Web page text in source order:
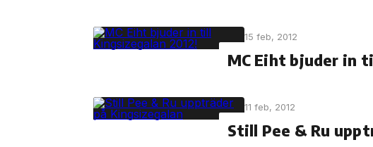
15 feb, 2012
MC Eiht bjuder in
11 feb, 2012
Still Pee & Ru